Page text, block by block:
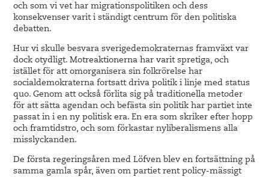
och som vi vet har migrationspolitiken och dess
konsekvenser varit i ständigt centrum för den politiska
debatten.
Hur vi skulle besvara sverigedemokraternas framväxt var
dock otydligt. Motreaktionerna har varit spretiga, och
istället för att omorganisera sin folkrörelse har
socialdemokraterna fortsatt driva politik i linje med status
quo. Genom att också förlita sig på traditionella metoder
för att sätta agendan och befästa sin politik har partiet inte
passat in i en ny politisk era. En era som skriker efter hopp
och framtidstro, och som förkastar nyliberalismens alla
misslyckanden.
De första regeringsåren med Löfven blev en fortsättning på
samma gamla spår, även om partiet rent policy-mässigt